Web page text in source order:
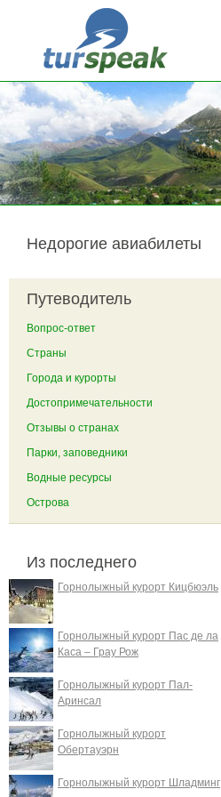
Перейти к основному содержанию
Недорогие авиабилеты
Путеводитель
Вопрос-ответ
Страны
Города и курорты
Достопримечательности
Отзывы о странах
Парки, заповедники
Водные ресурсы
Острова
Из последнего
Горнолыжный курорт Кицбюэль
Горнолыжный курорт Пас де ла
Каса – Грау Рож
Горнолыжный курорт Пал-
Аринсал
Горнолыжный курорт
Обертауэрн
Горнолыжный курорт Шладминг